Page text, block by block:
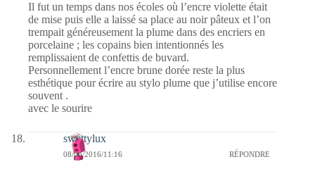
Il fut un temps dans nos écoles où l’encre violette était
de mise puis elle a laissé sa place au noir pâteux et l’on
trempait généreusement la plume dans des encriers en
porcelaine ; les copains bien intentionnés les
remplissaient de confettis de buvard.
Personnellement l’encre brune dorée reste la plus
esthétique pour écrire au stylo plume que j’utilise encore
souvent .
avec le sourire
swettylux
08/08/2016/11:16 RÉPONDRE